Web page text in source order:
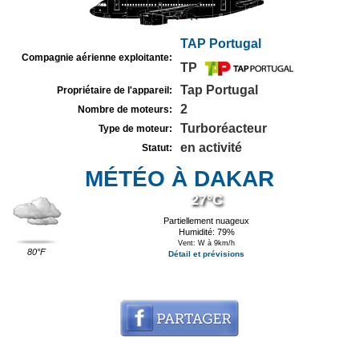
Compagnie aérienne exploitante:
TAP Portugal
TP
Propriétaire de l'appareil: Tap Portugal
Nombre de moteurs: 2
Type de moteur: Turboréacteur
Statut: en activité
MÉTÉO À DAKAR
80°F
27°C
Partiellement nuageux
Humidité: 79%
Vent: W à 9km/h
Détail et prévisions